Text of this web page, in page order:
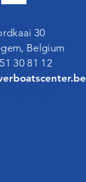
30
Belgium
30 81 12